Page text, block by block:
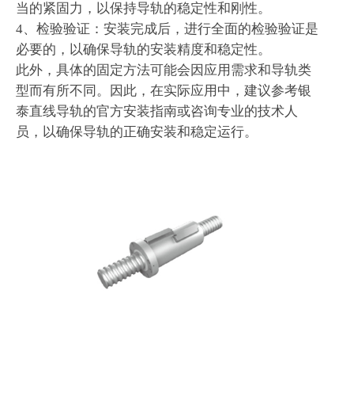
当的紧固力，以保持导轨的稳定性和刚性。
4、检验验证：安装完成后，进行全面的检验验证是
必要的，以确保导轨的安装精度和稳定性。
此外，具体的固定方法可能会因应用需求和导轨类
型而有所不同。因此，在实际应用中，建议参考银
泰直线导轨的官方安装指南或咨询专业的技术人
员，以确保导轨的正确安装和稳定运行。